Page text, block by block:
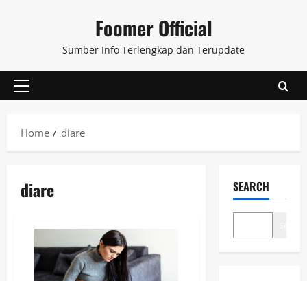
Foomer Official
Sumber Info Terlengkap dan Terupdate
Primary
Home
diare
diare SEARCH